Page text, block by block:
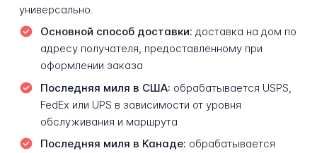
универсально.
Основной способ доставки: доставка на дом по
адресу получателя, предоставленному при
оформлении заказа
Последняя миля в США: обрабатывается USPS,
FedEx или UPS в зависимости от уровня
обслуживания и маршрута
Последняя миля в Канаде: обрабатывается